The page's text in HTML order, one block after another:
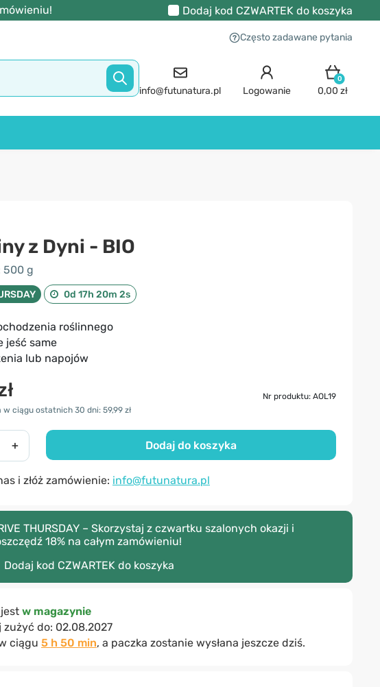
Dodaj kod CZWARTEKdo koszyka
Często zadawane pytania
info@futunatura.pl Logowanie
0
0,00 zł
z Dyni - BIO
500 g
0d 17h 20m 2s
roślinnego
jeść same
lub napojów
Nr produktu: AOL19
w ciągu ostatnich 30 dni: 59,99 zł
+ Dodaj do koszyka
i złóż zamówienie: info@futunatura.pl
THURSDAY – Skorzystaj z czwartku szalonych okazji i
18% na całym zamówieniu!
Dodaj kod CZWARTEK do koszyka
w magazynie
zużyć do: 02.08.2027
ciągu 5 h 50 min, a paczka zostanie wysłana jeszcze dziś.